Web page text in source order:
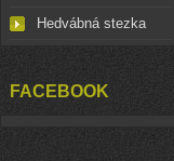
Hedvábná stezka
FACEBOOK